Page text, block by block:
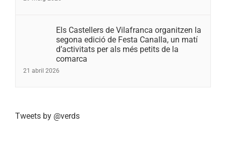
Els Castellers de Vilafranca organitzen la
segona edició de Festa Canalla, un matí
d’activitats per als més petits de la
comarca
21 abril 2026
Tweets by @verds